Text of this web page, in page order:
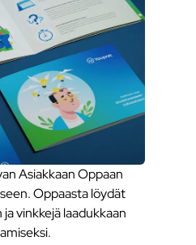
Asiakkaan Oppaan
Oppaasta löydät
vinkkejä laadukkaan